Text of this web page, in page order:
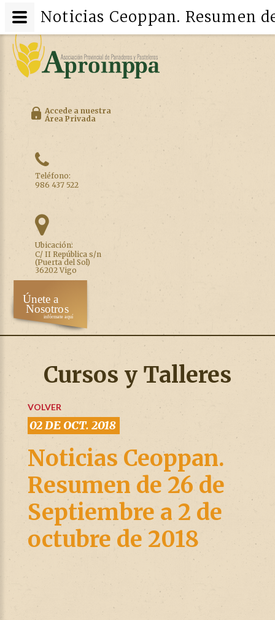
Accede a nuestra
Área Privada
Teléfono:
986 437 522
Ubicación:
C/ II República s/n
(Puerta del Sol)
36202 Vigo
Cursos y Talleres
VOLVER
02 DE OCT. 2018
Noticias Ceoppan.
Resumen de 26 de
Septiembre a 2 de
octubre de 2018
Noticias Ceoppan. Resumen